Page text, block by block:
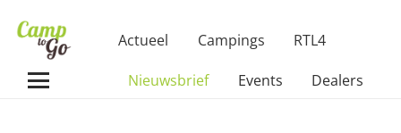
Actueel Campings RTL4
Nieuwsbrief Events Dealers